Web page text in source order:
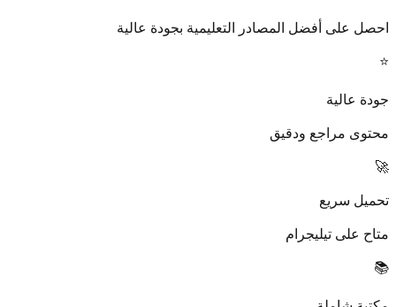
احصل على أفضل المصادر التعليمية بجودة عالية
⭐
جودة عالية
محتوى مراجع ودقيق
🚀
تحميل سريع
متاح على تيليجرام
📚